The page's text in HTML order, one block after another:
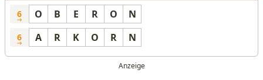
6 O B E R O N
6 A R K O R N